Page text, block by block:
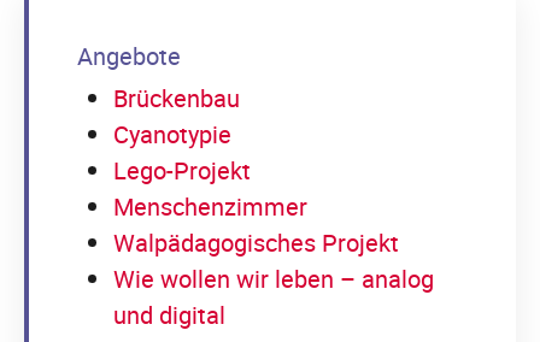
Angebote
Brückenbau
Cyanotypie
Lego-Projekt
Menschenzimmer
Walpädagogisches Projekt
Wie wollen wir leben – analog
und digital